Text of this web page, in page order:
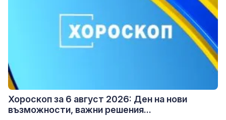
Хороскоп за 6 август 2026: Ден на нови
възможности, важни решения...